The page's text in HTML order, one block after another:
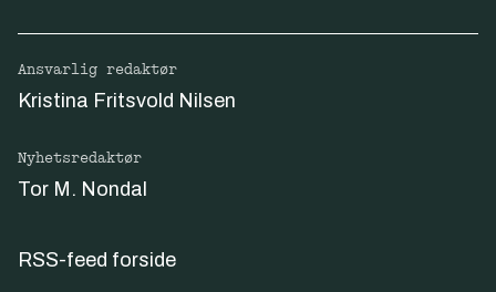
Ansvarlig redaktør
Kristina Fritsvold Nilsen
Nyhetsredaktør
Tor M. Nondal
RSS-feed forside